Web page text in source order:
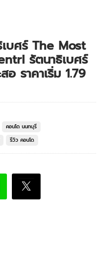
เบศร์ The Most
รัตนาธิเบศร์
อ ราคาเริ่ม 1.79
คอนโด นนทบุรี
รีวิว คอนโด